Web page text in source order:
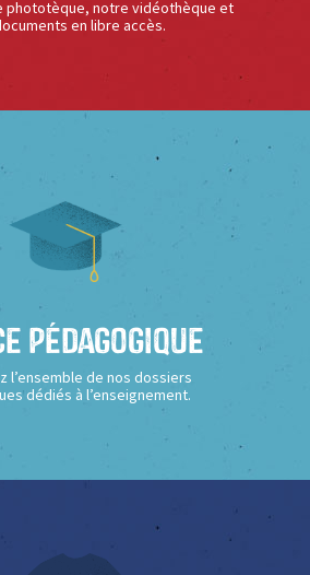
phototèque, notre vidéothèque et
en libre accès.
Pédagogique
l’ensemble de nos dossiers
dédiés à l’enseignement.